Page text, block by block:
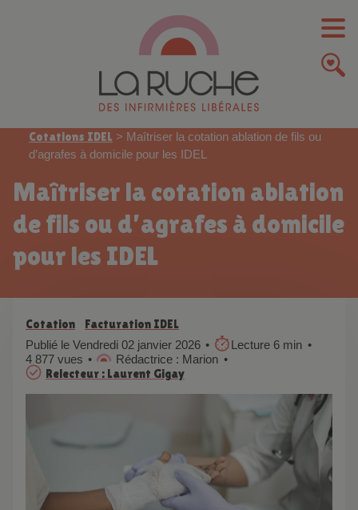
Cotations IDEL > Maîtriser la cotation ablation de fils ou
d’agrafes à domicile pour les IDEL
Maîtriser la cotation ablation
de fils ou d’agrafes à domicile
pour les IDEL
Cotation
Facturation IDEL
Publié le Vendredi 02 janvier 2026
Lecture 6 min
4 877 vues
Rédactrice : Marion
Relecteur : Laurent Gigay